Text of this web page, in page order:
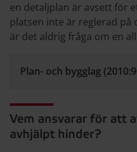
en detaljplan är avsett för
platsen inte är reglerad på
är det aldrig fråga om en
Plan- och bygglag
Vem ansvarar för att
avhjälpt hinder?